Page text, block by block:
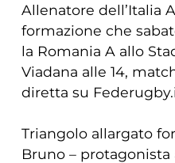
Allenatore dell’Italia
formazione che
la Romania A allo
Viadana alle 14,
diretta su
Triangolo allargato
Bruno – protagonista